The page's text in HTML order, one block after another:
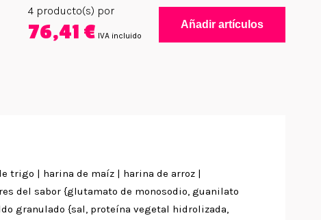
4 producto(s) por
76,41 € IVA incluido
Añadir artículos
trigo | harina de maíz | harina de arroz |
del sabor {glutamato de monosodio, guanilato
granulado {sal, proteína vegetal hidrolizada,